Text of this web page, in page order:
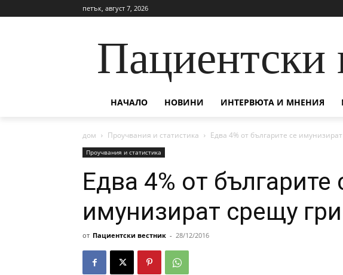
петък, август 7, 2026
Пациентски
НАЧАЛО НОВИНИ ИНТЕРВЮТА И МНЕНИЯ
дом Проучвания и статистика Едва 4% от българите се
Проучвания и статистика
Едва 4% от българите
имунизират срещу
от Пациентски вестник - 28/12/2016